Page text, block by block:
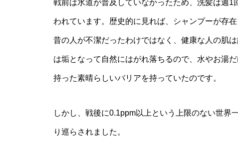
戦前は水道が普及していなかったため、洗髪は週
われています。歴史的に見れば、シャンプーが存
昔の人が不潔だったわけではなく、健康な人の肌
は垢となって自然にはがれ落ちるので、水やお湯
持った素晴らしいバリアを持っていたのです。
しかし、戦後に0.1ppm以上という上限のない世界
り巡らされました。